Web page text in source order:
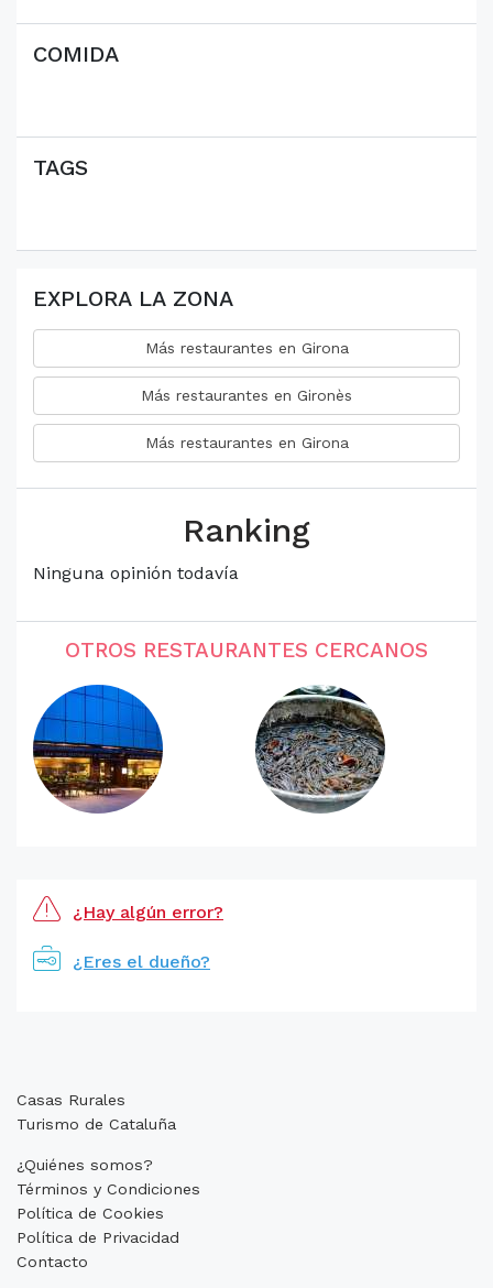
COMIDA
TAGS
EXPLORA LA ZONA
Más restaurantes en Girona
Más restaurantes en Gironès
Más restaurantes en Girona
Ranking
Ninguna opinión todavía
OTROS RESTAURANTES CERCANOS
¿Hay algún error?
¿Eres el dueño?
Casas Rurales
Turismo de Cataluña
¿Quiénes somos?
Términos y Condiciones
Política de Cookies
Política de Privacidad
Contacto